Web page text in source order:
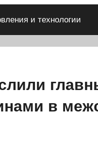
и технологии
в